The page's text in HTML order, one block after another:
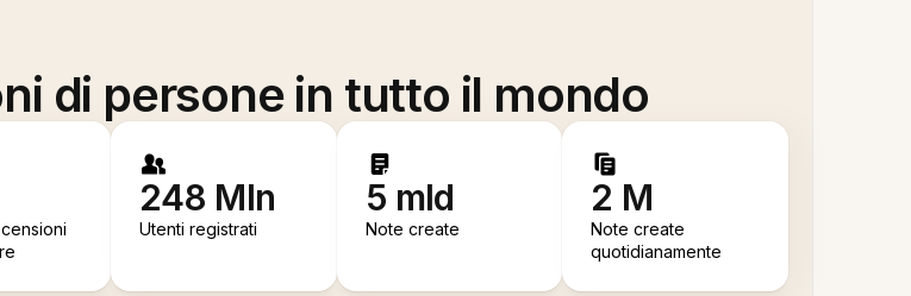
di persone in tutto il mondo
248 Mln
Utenti registrati
5 mld
Note create
2 M
Note create
quotidianamente